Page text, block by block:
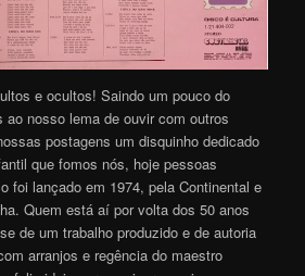
e ocultos! Saindo um pouco do
nosso lema de ouvir com outros
postagens um disquinho dedicado
que fomos nós, hoje pessoas
foi lançado em 1974, pela Continental e
Quem está aí por volta dos 50 anos
de um trabalho produzido e de autoria
arranjos e regência do maestro